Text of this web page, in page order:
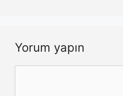
Yorum yapın